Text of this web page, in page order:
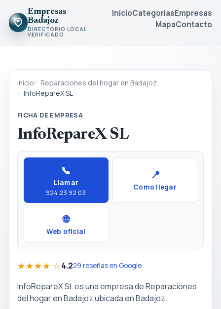
Empresas
Badajoz
DIRECTORIO LOCAL
VERIFICADO
InicioCategoriasEmpresas
MapaContacto
Inicio
Reparaciones del hogar en Badajoz
InfoRepareX SL
FICHA DE EMPRESA
InfoRepareX SL
📞
Llamar
924 23 92 03
📍
Como llegar
🌐
Web oficial
★★★★ ☆4.229 reseñas en Google
InfoRepareX SL es una empresa de Reparaciones
del hogar en Badajoz ubicada en Badajoz.